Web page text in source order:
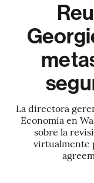
La directora
Economía en
sobre la
virtualmente